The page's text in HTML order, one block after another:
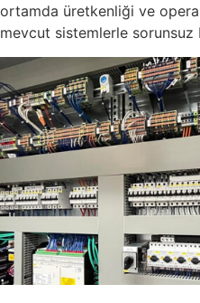
ortamda üretkenliği ve
mevcut sistemlerle